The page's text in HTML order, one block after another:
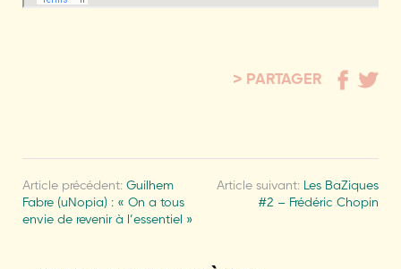
PARTAGER
Article précédent: Guilhem
Fabre (uNopia) : « On a tous
envie de revenir à l’essentiel »
Article suivant: Les BaZiques
#2 – Frédéric Chopin